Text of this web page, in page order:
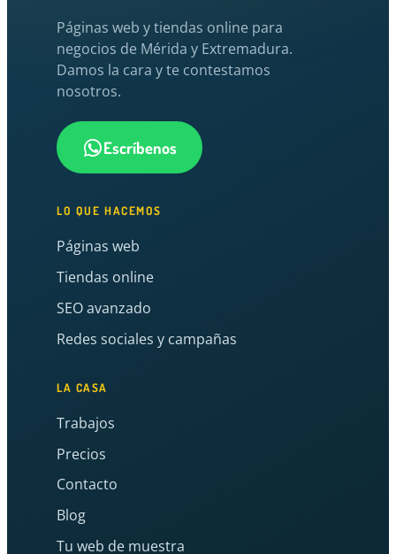
Páginas web y tiendas online para
negocios de Mérida y Extremadura.
Damos la cara y te contestamos
nosotros.
Escríbenos
LO QUE HACEMOS
Páginas web
Tiendas online
SEO avanzado
Redes sociales y campañas
LA CASA
Trabajos
Precios
Contacto
Blog
Tu web de muestra